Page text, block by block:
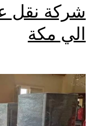
شركة
الي مكة